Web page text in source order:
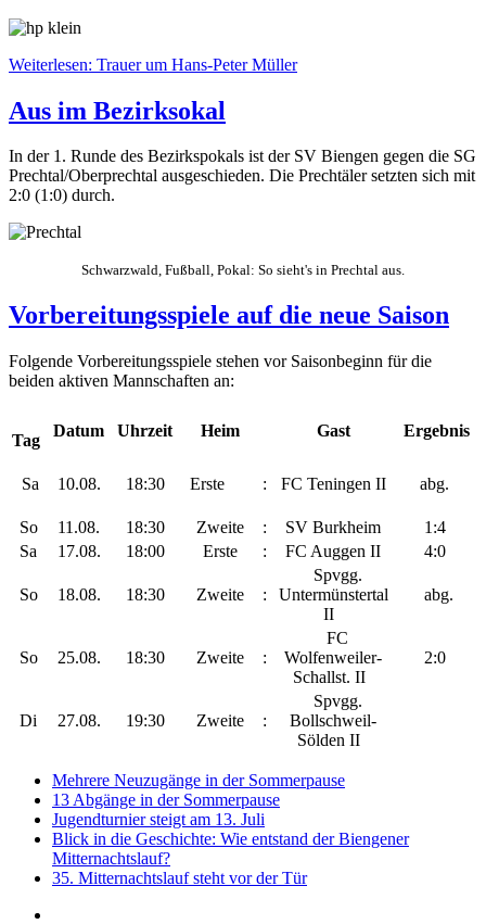
Weiterlesen: Trauer um Hans-Peter Müller
Aus im Bezirksokal
In der 1. Runde des Bezirkspokals ist der SV Biengen gegen die SG
Prechtal/Oberprechtal ausgeschieden. Die Prechtäler setzten sich mit
2:0 (1:0) durch.
Schwarzwald, Fußball, Pokal: So sieht's in Prechtal aus.
Vorbereitungsspiele auf die neue Saison
Folgende Vorbereitungsspiele stehen vor Saisonbeginn für die
beiden aktiven Mannschaften an:
Tag
Datum Uhrzeit Heim Gast Ergebnis
Sa 10.08. 18:30 Erste : FC Teningen II abg.
So 11.08. 18:30 Zweite : SV Burkheim
1:4
Sa
17.08. 18:00 Erste : FC Auggen II 4:0
So 18.08. 18:30 Zweite :
Spvgg.
Untermünstertal
II
abg.
So 25.08. 18:30 Zweite :
FC
Wolfenweiler-
Schallst. II
2:0
Di 27.08. 19:30 Zweite :
Spvgg.
Bollschweil-
Sölden II
Mehrere Neuzugänge in der Sommerpause
13 Abgänge in der Sommerpause
Jugendturnier steigt am 13. Juli
Blick in die Geschichte: Wie entstand der Biengener
Mitternachtslauf?
35. Mitternachtslauf steht vor der Tür